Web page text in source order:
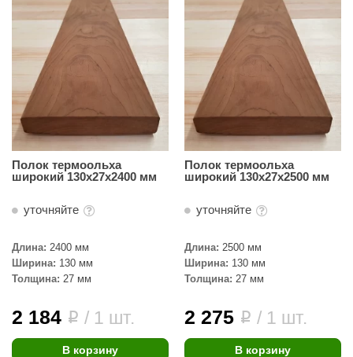
Sauna
Полок термоольха
широкий 130х27х2400 мм
уточняйте
Длина: 2400 мм
Ширина: 130 мм
Толщина: 27 мм
2 184 i / 1 шт.
В корзину
Полок термоольха
широкий 130х27х2500 мм
уточняйте
Длина: 2500 мм
Ширина: 130 мм
Толщина: 27 мм
2 275 i / 1 шт.
В корзину